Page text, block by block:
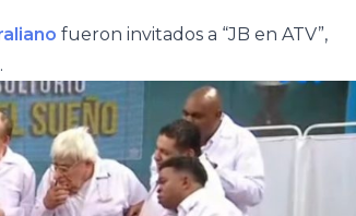
fueron invitados a “JB en ATV”,